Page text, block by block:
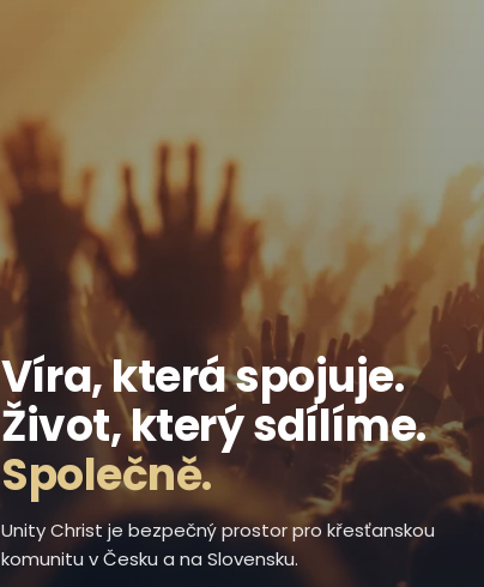
Víra, která spojuje.
Život, který sdílíme.
Společně.
Unity Christ je bezpečný prostor pro křesťanskou
komunitu v Česku a na Slovensku.